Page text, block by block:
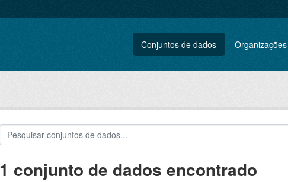
Conjuntos de dados Organizações
1 conjunto de dados encontrado